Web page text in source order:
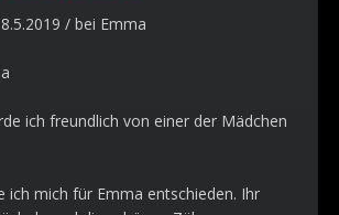
/ bei Emma
ich freundlich von einer der Mädchen
ich mich für Emma entschieden. Ihr